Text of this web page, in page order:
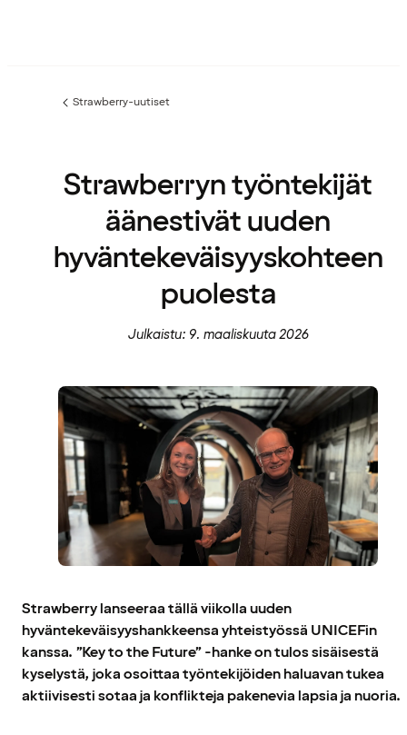
Edellinen
Strawberry-uutiset
Strawberryn työntekijät
äänestivät uuden
hyväntekeväisyyskohteen
puolesta
Julkaistu: 9. maaliskuuta 2026
Strawberry lanseeraa tällä viikolla uuden
hyväntekeväisyyshankkeensa yhteistyössä UNICEFin
kanssa. ”Key to the Future” -hanke on tulos sisäisestä
kyselystä, joka osoittaa työntekijöiden haluavan tukea
aktiivisesti sotaa ja konflikteja pakenevia lapsia ja nuoria.